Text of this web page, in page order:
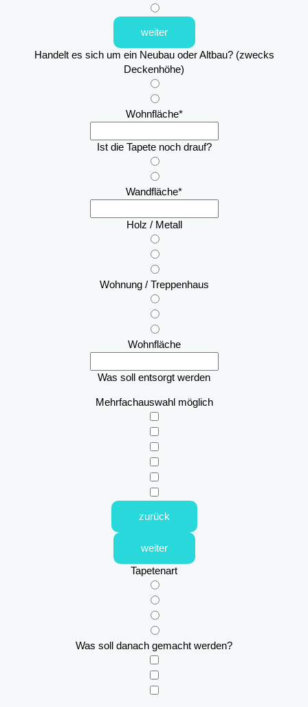
weiter
Handelt es sich um ein Neubau oder Altbau? (zwecks
Deckenhöhe)
Wohnfläche*
Ist die Tapete noch drauf?
Wandfläche*
Holz / Metall
Wohnung / Treppenhaus
Wohnfläche
Was soll entsorgt werden
Mehrfachauswahl möglich
zurück
weiter
Tapetenart
Was soll danach gemacht werden?